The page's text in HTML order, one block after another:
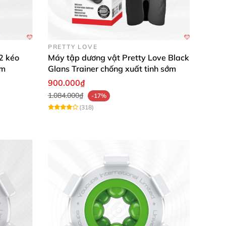
minh.
kéo
PRETTY LOVE
Máy tập dương vật Pretty Love Black
Glans Trainer chống xuất tinh sớm
900.000₫
1.084.000₫
-17%
(318)